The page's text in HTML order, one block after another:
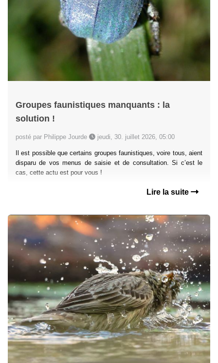
Groupes faunistiques manquants : la
solution !
posté par Philippe Jourde jeudi, 30. juillet 2026, 05:00
Il est possible que certains groupes faunistiques, voire tous, aient
disparu de vos menus de saisie et de consultation. Si c’est le
cas, cette actu est pour vous !
Lire la suite